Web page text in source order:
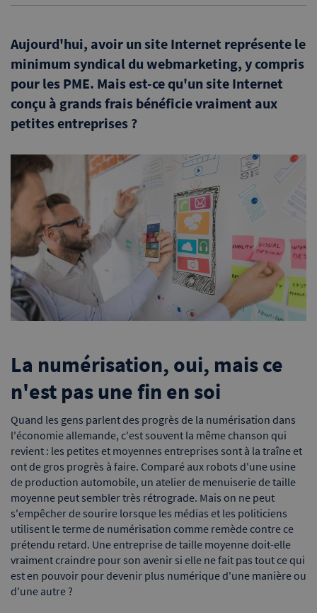
Aujourd'hui, avoir un site Internet représente le
minimum syndical du webmarketing, y compris
pour les PME. Mais est-ce qu'un site Internet
conçu à grands frais bénéficie vraiment aux
petites entreprises ?
La numérisation, oui, mais ce
n'est pas une fin en soi
Quand les gens parlent des progrès de la numérisation dans
l'économie allemande, c'est souvent la même chanson qui
revient : les petites et moyennes entreprises sont à la traîne et
ont de gros progrès à faire. Comparé aux robots d'une usine
de production automobile, un atelier de menuiserie de taille
moyenne peut sembler très rétrograde. Mais on ne peut
s'empêcher de sourire lorsque les médias et les politiciens
utilisent le terme de numérisation comme remède contre ce
prétendu retard. Une entreprise de taille moyenne doit-elle
vraiment craindre pour son avenir si elle ne fait pas tout ce qui
est en pouvoir pour devenir plus numérique d'une manière ou
d'une autre ?